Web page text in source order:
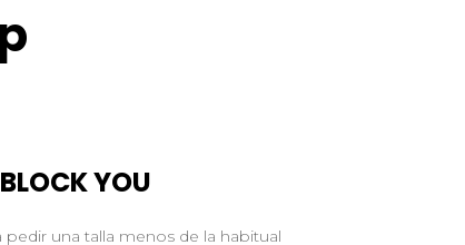
YOU
pedir una talla menos de la habitual